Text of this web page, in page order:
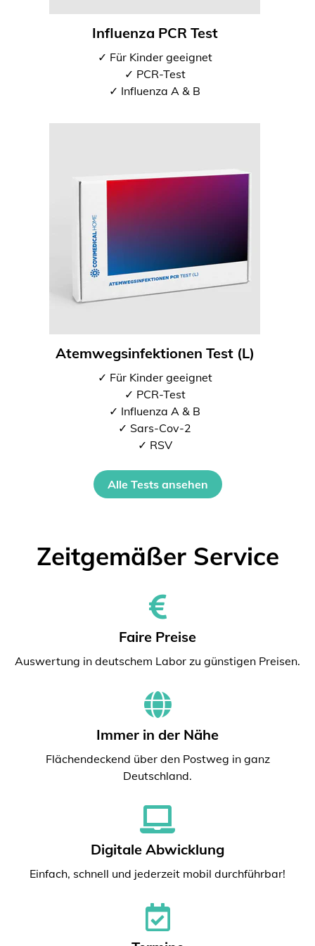
Influenza PCR Test
✓ Für Kinder geeignet
✓ PCR-Test
✓ Influenza A & B
Atemwegsinfektionen Test (L)
✓ Für Kinder geeignet
✓ PCR-Test
✓ Influenza A & B
✓ Sars-Cov-2
✓ RSV
Alle Tests ansehen
Zeitgemäßer Service
Faire Preise
Auswertung in deutschem Labor zu günstigen Preisen.
Immer in der Nähe
Flächendeckend über den Postweg in ganz
Deutschland.
Digitale Abwicklung
Einfach, schnell und jederzeit mobil durchführbar!